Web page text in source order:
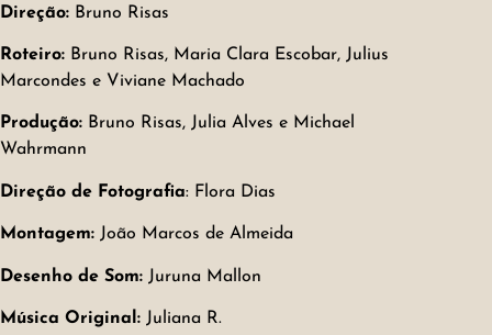
Direção: Bruno Risas
Roteiro: Bruno Risas, Maria Clara Escobar, Julius
Marcondes e Viviane Machado
Produção: Bruno Risas, Julia Alves e Michael
Wahrmann
Direção de Fotografia: Flora Dias
Montagem: João Marcos de Almeida
Desenho de Som: Juruna Mallon
Música Original: Juliana R.